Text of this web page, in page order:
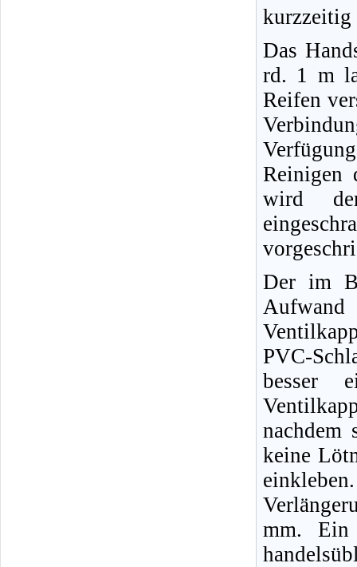
kurzzeitig
Das
rd. 1 m
Reifen
Reinigen
wird
Der im
PVC-
besser
nachdem
keine
mm. Ein